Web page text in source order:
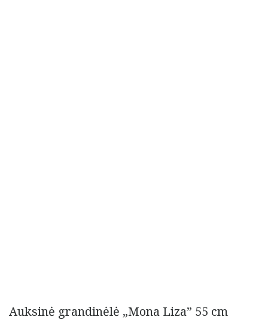
Auksinė grandinėlė „Mona Liza” 55 cm